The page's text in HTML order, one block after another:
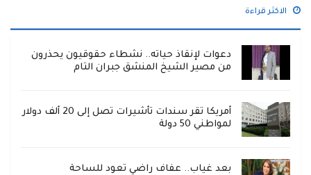
الاكثر قراءة
دعوات لإنقاذ حياته.. نشطاء حقوقيون يحذرون
من مصير الشيخ المنشق جبران التام
أمريكا تقر سندات تأشيرات تصل إلى 20 ألف دولار
لمواطني 50 دولة
بعد غياب.. عفاف راضي تعود للساحة